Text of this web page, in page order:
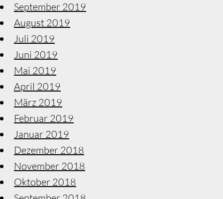
September 2019
August 2019
Juli 2019
Juni 2019
Mai 2019
April 2019
März 2019
Februar 2019
Januar 2019
Dezember 2018
November 2018
Oktober 2018